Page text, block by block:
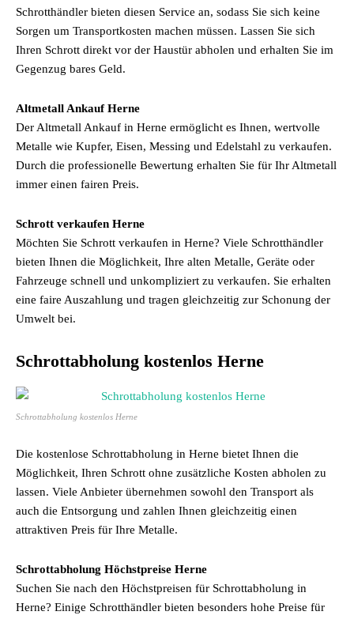
Schrotthändler bieten diesen Service an, sodass Sie sich keine
Sorgen um Transportkosten machen müssen. Lassen Sie sich
Ihren Schrott direkt vor der Haustür abholen und erhalten Sie im
Gegenzug bares Geld.
Altmetall Ankauf Herne
Der Altmetall Ankauf in Herne ermöglicht es Ihnen, wertvolle
Metalle wie Kupfer, Eisen, Messing und Edelstahl zu verkaufen.
Durch die professionelle Bewertung erhalten Sie für Ihr Altmetall
immer einen fairen Preis.
Schrott verkaufen Herne
Möchten Sie Schrott verkaufen in Herne? Viele Schrotthändler
bieten Ihnen die Möglichkeit, Ihre alten Metalle, Geräte oder
Fahrzeuge schnell und unkompliziert zu verkaufen. Sie erhalten
eine faire Auszahlung und tragen gleichzeitig zur Schonung der
Umwelt bei.
Schrottabholung kostenlos Herne
Schrottabholung kostenlos Herne
Die kostenlose Schrottabholung in Herne bietet Ihnen die
Möglichkeit, Ihren Schrott ohne zusätzliche Kosten abholen zu
lassen. Viele Anbieter übernehmen sowohl den Transport als
auch die Entsorgung und zahlen Ihnen gleichzeitig einen
attraktiven Preis für Ihre Metalle.
Schrottabholung Höchstpreise Herne
Suchen Sie nach den Höchstpreisen für Schrottabholung in
Herne? Einige Schrotthändler bieten besonders hohe Preise für